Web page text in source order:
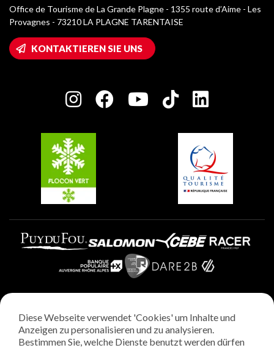
Mediathek
Logos La Plagne
Wifi-Zugang
Haus der Eigentümer
Charta der Engagierten Akteure
Montchavin - Les Coches
Plagne 1800
Plagne Villages
Plagne Aime 2000
Office de Tourisme de La Grande Plagne - 1355 route d’Aime - Les
Provagnes - 73210 LA PLAGNE TARENTAISE
KONTAKTIEREN SIE UNS
Rechtliche Hinweise
Datenschutzrichtlinie
Diese Webseite verwendet 'Cookies' um Inhalte und
Anzeigen zu personalisieren und zu analysieren.
Bestimmen Sie, welche Dienste benutzt werden dürfen